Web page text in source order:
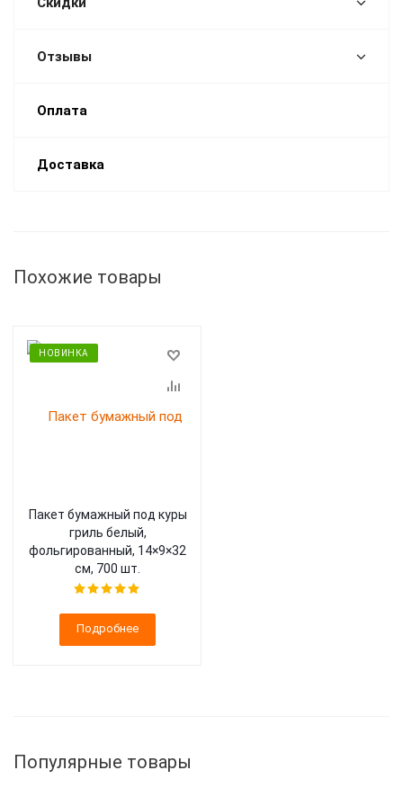
Отзывы
Оплата
Доставка
Похожие товары
НОВИНКА
Пакет бумажный под куры
гриль белый,
фольгированный, 14×9×32
см, 700 шт.
Подробнее
Популярные товары